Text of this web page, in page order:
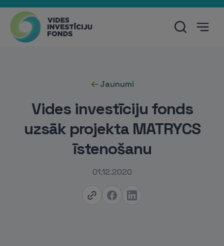
Jaunumi
Vides investīciju fonds
uzsāk projekta MATRYCS
īstenošanu
01.12.2020